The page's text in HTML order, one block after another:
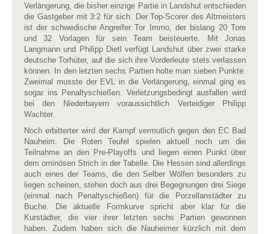
Verlängerung, die bisher einzige Partie in Landshut entschieden
die Gastgeber mit 3:2 für sich. Der Top-Scorer des Altmeisters
ist der schwedische Angreifer Tor Immo, der bislang 20 Tore
und 32 Vorlagen für sein Team beisteuerte. Mit Jonas
Langmann und Philipp Dietl verfügt Landshut über zwei starke
deutsche Torhüter, auf die sich ihre Vorderleute stets verlassen
können. In den letzten sechs Partien holte man sieben Punkte.
Zweimal musste der EVL in die Verlängerung, einmal ging es
sogar ins Penaltyschießen. Verletzungsbedingt ausfallen wird
bei den Niederbayern voraussichtlich Verteidiger Philipp
Wachter.
Noch erbitterter wird der Kampf vermutlich gegen den EC Bad
Nauheim. Die Roten Teufel spielen aktuell noch um die
Teilnahme an den Pre-Playoffs und liegen einen Punkt über
dem ominösen Strich in der Tabelle. Die Hessen sind allerdings
auch eines der Teams, die den Selber Wölfen besonders zu
liegen scheinen, stehen doch aus drei Begegnungen drei Siege
(einmal nach Penaltyschießen) für die Porzellanstädter zu
Buche. Die aktuelle Formkurve spricht aber klar für die
Kurstädter, die vier ihrer letzten sechs Partien gewonnen
haben. Zudem haben sich die Nauheimer kürzlich mit dem